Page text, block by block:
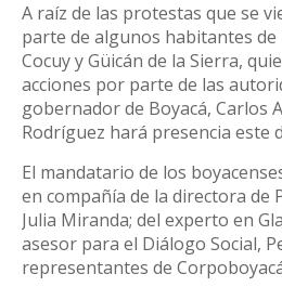
A raíz de las protestas que se
parte de algunos habitantes de
Cocuy y Güicán de la Sierra,
acciones por parte de las
gobernador de Boyacá, Carlos
Rodríguez hará presencia este
El mandatario de los
en compañía de la directora de
Julia Miranda; del experto en
asesor para el Diálogo Social,
representantes de